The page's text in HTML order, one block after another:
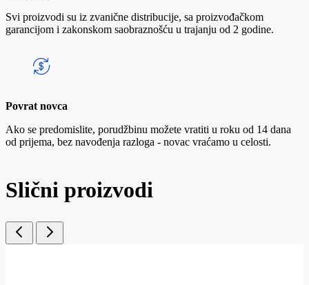
Svi proizvodi su iz zvanične distribucije, sa proizvođačkom
garancijom i zakonskom saobraznošću u trajanju od 2 godine.
Povrat novca
Ako se predomislite, porudžbinu možete vratiti u roku od 14 dana
od prijema, bez navođenja razloga - novac vraćamo u celosti.
Slični proizvodi